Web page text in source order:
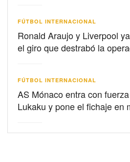
FÚTBOL INTERNACIONAL
Ronald Araujo y Liverpool
el giro que destrabó la
FÚTBOL INTERNACIONAL
AS Mónaco entra con
Lukaku y pone el fichaje en